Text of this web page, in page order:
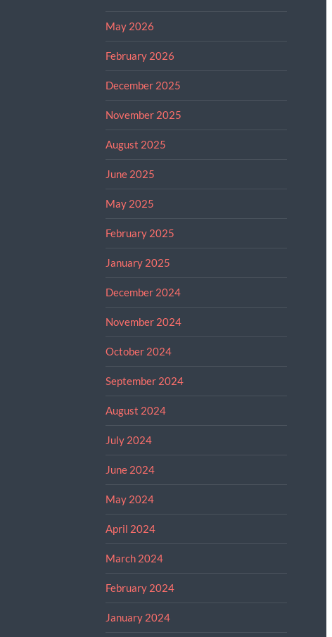
May 2026
February 2026
December 2025
November 2025
August 2025
June 2025
May 2025
February 2025
January 2025
December 2024
November 2024
October 2024
September 2024
August 2024
July 2024
June 2024
May 2024
April 2024
March 2024
February 2024
January 2024